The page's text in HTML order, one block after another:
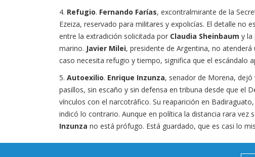
4. Refugio. Fernando Farías, excontralmirante de la
Ezeiza, reservado para militares y expolicías. El detalle no
entre la extradición solicitada por Claudia Sheinbaum y la
marino. Javier Milei, presidente de Argentina, no
caso necesita refugio y tiempo, significa que el escándalo
5. Autoexilio. Enrique Inzunza, senador de Morena, dejó
pasillos, sin escaño y sin defensa en tribuna desde que el
vínculos con el narcotráfico. Su reaparición en
indicó lo contrario. Aunque en política la distancia rara
Inzunza no está prófugo. Está guardado, que es casi lo